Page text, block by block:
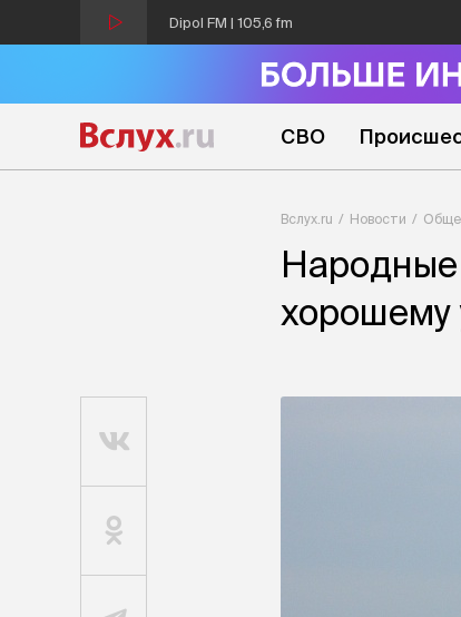
Dipol FM | 105,6 fm
СВО
Вслух.ru Новости
Народные